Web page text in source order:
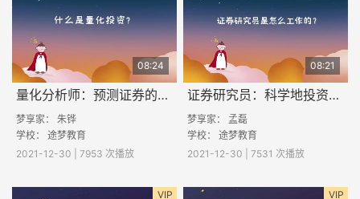
08:24
量化分析师：预测证券的走势
梦享家： 朱铧
学校： 途梦教育
2021-12-30 | 7953 次播放
08:21
证券研究员：科学地投资助力
梦享家： 孟磊
学校： 途梦教育
2021-12-30 | 7531 次播放
VIP VIP